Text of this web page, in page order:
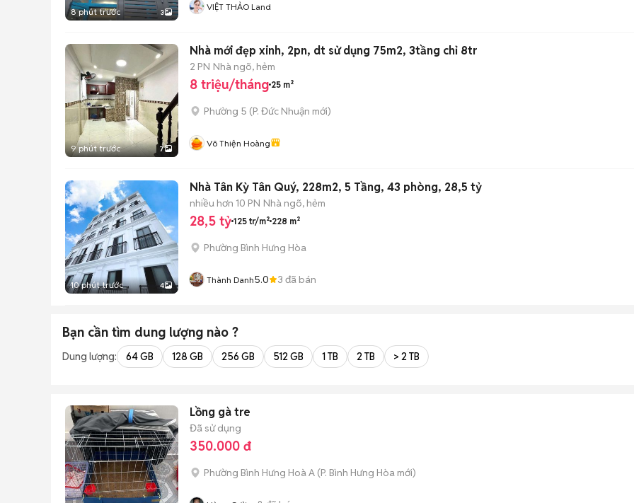
8 phút trước 3 VIỆT THẢO Land
9 phút trước 7
Nhà mới đẹp xinh, 2pn, dt sử dụng 75m2, 3tầng chỉ 8tr
2 PN Nhà ngõ, hẻm
8 triệu/tháng 25 m²
Phường 5 (P. Đức Nhuận mới)
Võ Thiện Hoàng
10 phút trước 4
Nhà Tân Kỳ Tân Quý, 228m2, 5 Tầng, 43 phòng, 28,5 tỷ
nhiều hơn 10 PN Nhà ngõ, hẻm
28,5 tỷ 125 tr/m² 228 m²
Phường Bình Hưng Hòa
Thành Danh5.0 3 đã bán
Bạn cần tìm dung lượng nào ?
Dung lượng: 64 GB 128 GB 256 GB 512 GB 1 TB 2 TB > 2 TB
Lồng gà tre
Đã sử dụng
350.000 đ
Phường Bình Hưng Hoà A (P. Bình Hưng Hòa mới)